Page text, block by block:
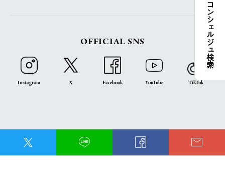
コンシェルジュ検索
OFFICIAL SNS
Instagram X Facebook YouTube TikTok
LOGOS FAMILY APP
Android